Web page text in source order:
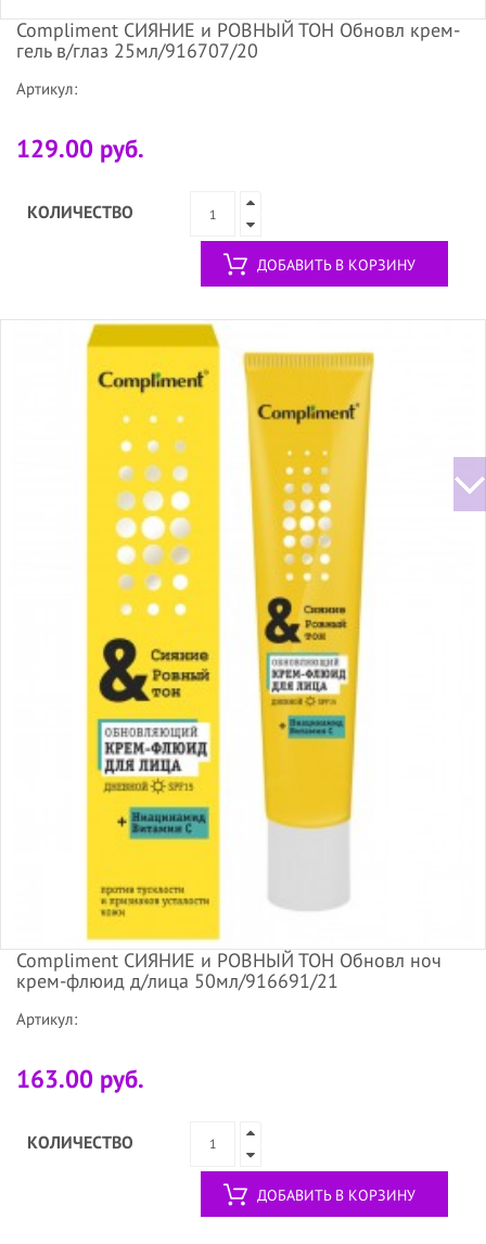
Compliment СИЯНИЕ и РОВНЫЙ ТОН Обновл крем-
гель в/глаз 25мл/916707/20
Артикул:
129.00 руб.
КОЛИЧЕСТВО
ДОБАВИТЬ В КОРЗИНУ
Compliment СИЯНИЕ и РОВНЫЙ ТОН Обновл ноч
крем-флюид д/лица 50мл/916691/21
Артикул:
163.00 руб.
КОЛИЧЕСТВО
ДОБАВИТЬ В КОРЗИНУ